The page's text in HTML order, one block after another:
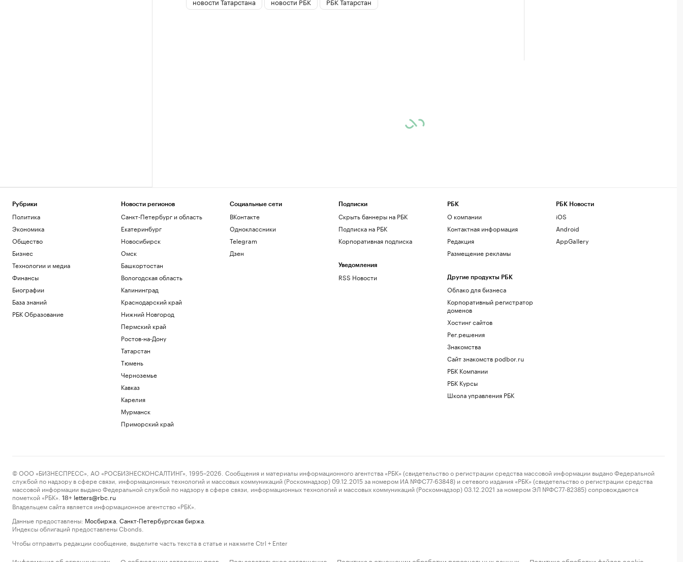
Рубрики
Политика
Экономика
Общество
Бизнес
Технологии и медиа
Финансы
Биографии
База знаний
РБК Образование
Новости регионов
Санкт-Петербург и область
Екатеринбург
Новосибирск
Омск
Башкортостан
Вологодская область
Калининград
Краснодарский край
Нижний Новгород
Пермский край
Ростов-на-Дону
Татарстан
Тюмень
Черноземье
Кавказ
Карелия
Мурманск
Приморский край
Социальные сети
ВКонтакте
Одноклассники
Telegram
Дзен
Подписки
Скрыть баннеры на РБК
Подписка на РБК
Корпоративная подписка
Уведомления
RSS Новости
РБК
О компании
Контактная информация
Редакция
Размещение рекламы
Другие продукты РБК
Облако для бизнеса
Корпоративный регистратор
доменов
Хостинг сайтов
Рег.решения
Знакомства
Сайт знакомств podbor.ru
РБК Компании
РБК Курсы
Школа управления РБК
РБК Новости
iOS
Android
AppGallery
© ООО «БИЗНЕСПРЕСС», АО «РОСБИЗНЕСКОНСАЛТИНГ», 1995–2026. Сообщения и материалы информационного агентства «РБК» (свидетельство о регистрации средства массовой информации выдано Федеральной
службой по надзору в сфере связи, информационных технологий и массовых коммуникаций (Роскомнадзор) 09.12.2015 за номером ИА №ФС77-63848) и сетевого издания «РБК» (свидетельство о регистрации средства
массовой информации выдано Федеральной службой по надзору в сфере связи, информационных технологий и массовых коммуникаций (Роскомнадзор) 03.12.2021 за номером ЭЛ №ФС77-82385) сопровождаются
пометкой «РБК».
18+ letters@rbc.ru
Владельцем сайта является информационное агентство «РБК».
Данные предоставлены: Мосбиржа Санкт-Петербургская биржа
Индексы облигаций предоставлены Cbonds.
Чтобы отправить редакции сообщение, выделите часть текста в статье и нажмите Ctrl + Enter